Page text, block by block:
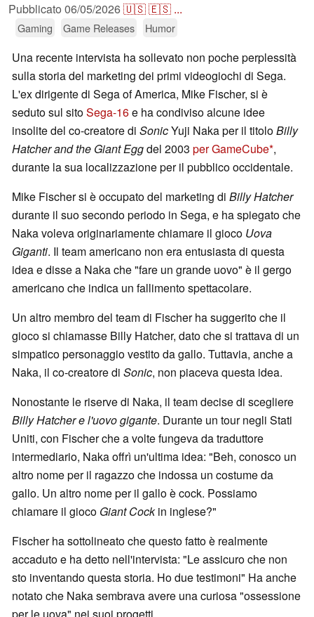
Pubblicato 06/05/2026🇺🇸🇪🇸 ...
Gaming Game Releases Humor
Una recente intervista ha sollevato non poche perplessità
sulla storia del marketing dei primi videogiochi di Sega.
L'ex dirigente di Sega of America, Mike Fischer, si è
seduto sul sitoSega-16e ha condiviso alcune idee
insolite del co-creatore di SonicYuji Naka per il titoloBilly
Hatcher and the Giant Eggdel 2003 per GameCube ,
durante la sua localizzazione per il pubblico occidentale.
Mike Fischer si è occupato del marketing di Billy Hatcher
durante il suo secondo periodo in Sega, e ha spiegato che
Naka voleva originariamente chiamare il gioco Uova
Giganti. Il team americano non era entusiasta di questa
idea e disse a Naka che "fare un grande uovo" è il gergo
americano che indica un fallimento spettacolare.
Un altro membro del team di Fischer ha suggerito che il
gioco si chiamasse Billy Hatcher, dato che si trattava di un
simpatico personaggio vestito da gallo. Tuttavia, anche a
Naka, il co-creatore di Sonic, non piaceva questa idea.
Nonostante le riserve di Naka, il team decise di scegliere
Billy Hatcher e l'uovo gigante. Durante un tour negli Stati
Uniti, con Fischer che a volte fungeva da traduttore
intermediario, Naka offrì un'ultima idea: "Beh, conosco un
altro nome per il ragazzo che indossa un costume da
gallo. Un altro nome per il gallo è cock. Possiamo
chiamare il gioco Giant Cockin inglese?"
Fischer ha sottolineato che questo fatto è realmente
accaduto e ha detto nell'intervista: "Le assicuro che non
sto inventando questa storia. Ho due testimoni" Ha anche
notato che Naka sembrava avere una curiosa "ossessione